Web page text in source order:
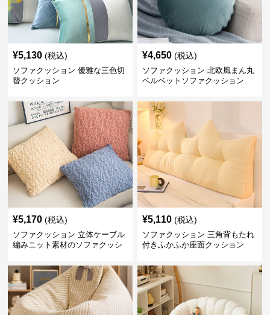
¥5,130 (税込)
ソファクッション 優雅な三色切
替クッション
¥4,650 (税込)
ソファクッション 北欧風まん丸
ベルベットソファクッション
¥5,170 (税込)
ソファクッション 立体ケーブル
編みニット素材のソファクッシ
¥5,110 (税込)
ソファクッション 三角背もたれ
付きふかふか座面クッション